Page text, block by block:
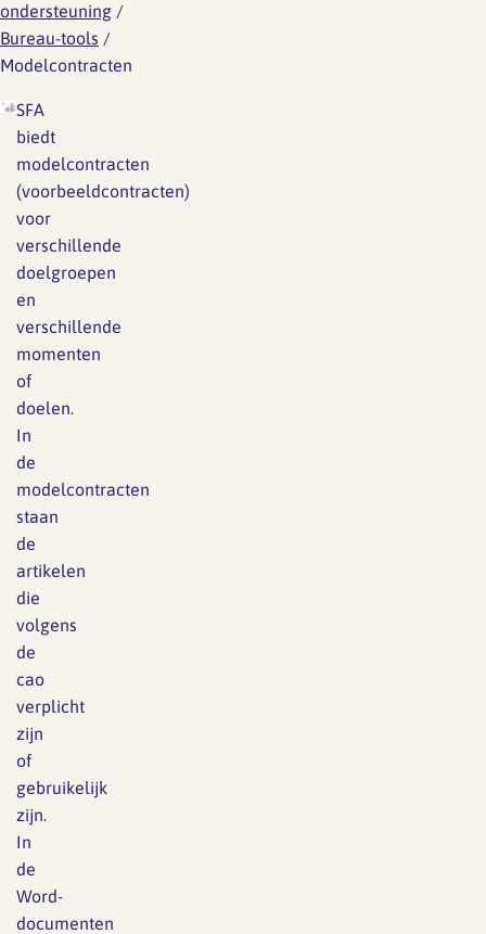
ondersteuning /
Bureau-tools /
Modelcontracten
SFA
biedt
modelcontracten
(voorbeeldcontracten)
voor
verschillende
doelgroepen
en
verschillende
momenten
of
doelen.
In
de
modelcontracten
staan
de
artikelen
die
volgens
de
cao
verplicht
zijn
of
gebruikelijk
zijn.
In
de
Word-
documenten